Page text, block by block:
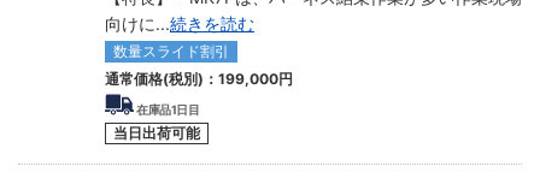
向けに...続きを読む
数量スライド割引
通常価格(税別)： 199,000円
在庫品1日目
当日出荷可能